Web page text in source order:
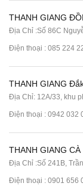
THANH GIANG
Địa Chỉ :Số 86C
Điện thoại : 085 224
THANH GIANG
Địa Chỉ: 12A/33, khu
Điện thoại : 0942 032
THANH GIANG CÀ
Địa Chỉ :Số 241B,
Điện thoại : 0901 656